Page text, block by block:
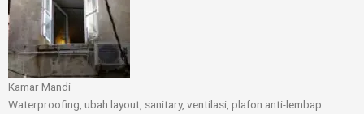
Kamar Mandi
Waterproofing, ubah layout, sanitary, ventilasi, plafon anti-lembap.